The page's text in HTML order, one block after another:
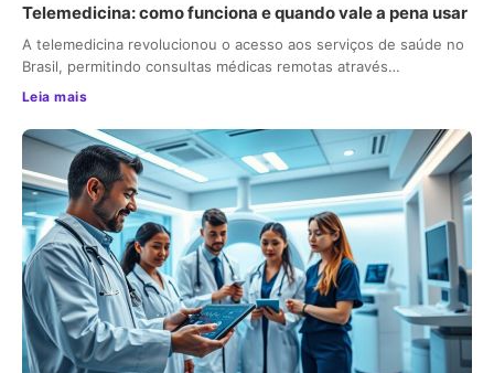
Telemedicina: como funciona e quando vale a pena usar
A telemedicina revolucionou o acesso aos serviços de saúde no
Brasil, permitindo consultas médicas remotas através…
Leia mais